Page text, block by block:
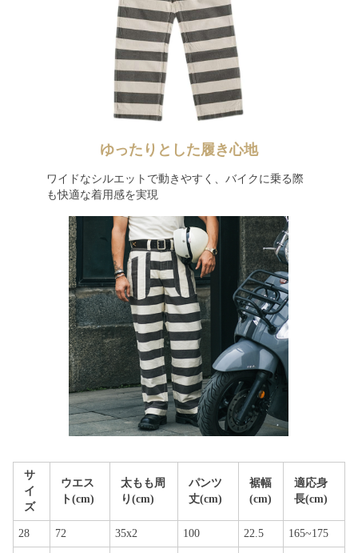
ゆったりとした履き心地
ワイドなシルエットで動きやすく、バイクに乗る際
も快適な着用感を実現
サ
イ
ズ
ウエス
ト(cm)
太もも周
り(cm)
パンツ
丈(cm)
裾幅
(cm)
適応身
長(cm)
28 72 35x2 100 22.5 165~175